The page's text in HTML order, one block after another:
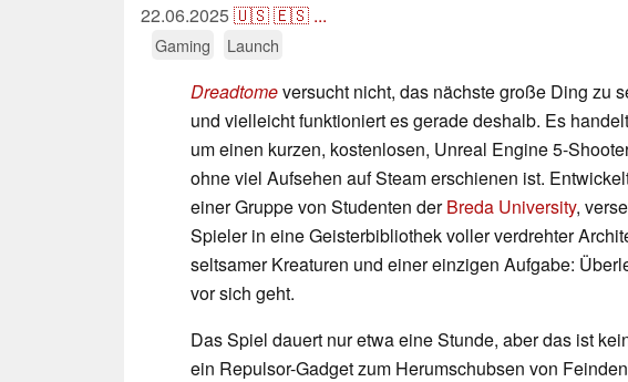
22.06.2025🇺🇸🇪🇸 ...
Gaming Launch
Dreadtomeversucht nicht, das nächste große Ding zu
und vielleicht funktioniert es gerade deshalb. Es
um einen kurzen, kostenlosen, Unreal Engine 5-
ohne viel Aufsehen auf Steam erschienen ist.
einer Gruppe von Studenten derBreda University,
Spieler in eine Geisterbibliothek voller verdrehter
seltsamer Kreaturen und einer einzigen Aufgabe:
vor sich geht.
Das Spiel dauert nur etwa eine Stunde, aber das ist
ein Repulsor-Gadget zum Herumschubsen von